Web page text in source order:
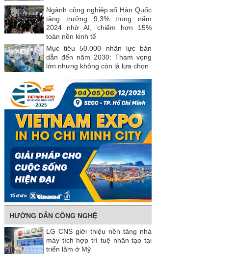
Ngành công nghiệp số Hàn Quốc
tăng trưởng 9,3% trong năm
2024 nhờ AI, chiếm hơn 15%
toàn nền kinh tế
Mục tiêu 50.000 nhân lực bán
dẫn đến năm 2030: Tham vọng
lớn nhưng không còn là lựa chọn
HƯỚNG DẪN CÔNG NGHỆ
LG CNS giới thiệu nền tảng nhà
máy tích hợp trí tuệ nhân tạo tại
triển lãm ở Mỹ